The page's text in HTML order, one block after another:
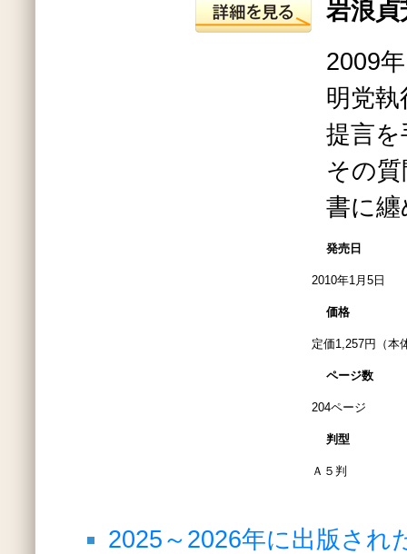
岩浪貞
2009
明党
提言
その
書に
発売日
2010年1月5日
価格
定価1,257円（本
ページ数
204ページ
判型
Ａ５判
2025～2026年に出版され